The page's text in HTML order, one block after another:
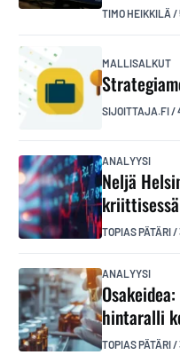
TIMO HEIKKILÄ /
MALLISALKUT
SIJOITTAJA.FI/
ANALYYSI
Neljä
TOPIAS PÄTÄRI/
ANALYYSI
hintaralli
TOPIAS PÄTÄRI/